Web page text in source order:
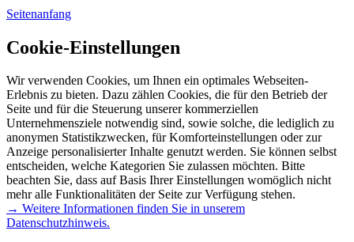
Seitenanfang
Cookie-Einstellungen
Wir verwenden Cookies, um Ihnen ein optimales Webseiten-
Erlebnis zu bieten. Dazu zählen Cookies, die für den Betrieb der
Seite und für die Steuerung unserer kommerziellen
Unternehmensziele notwendig sind, sowie solche, die lediglich zu
anonymen Statistikzwecken, für Komforteinstellungen oder zur
Anzeige personalisierter Inhalte genutzt werden. Sie können selbst
entscheiden, welche Kategorien Sie zulassen möchten. Bitte
beachten Sie, dass auf Basis Ihrer Einstellungen womöglich nicht
mehr alle Funktionalitäten der Seite zur Verfügung stehen.
→ Weitere Informationen finden Sie in unserem
Datenschutzhinweis.